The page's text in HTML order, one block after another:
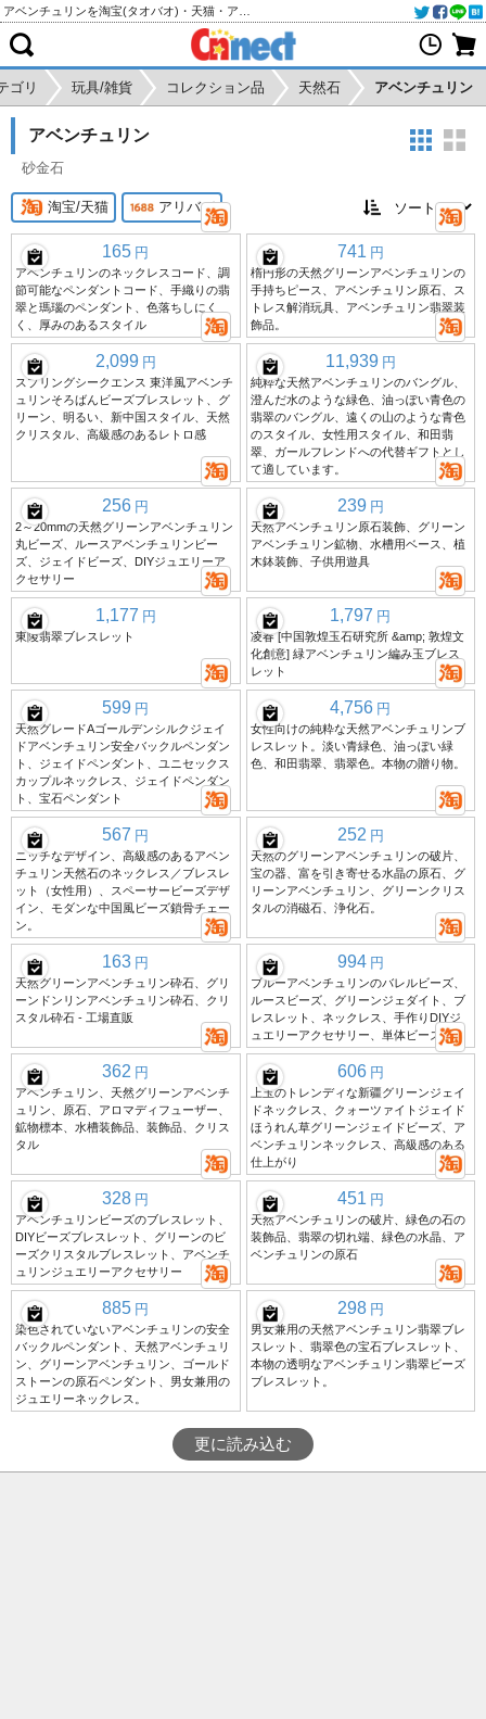
ゴリ 玩具/雑貨 コレクション品 天然石 アベンチュリン
アベンチュリン
砂金石
淘宝/天猫 アリババ
165 円
アベンチュリンのネックレスコード、調
節可能なペンダントコード、手織りの翡
翠と瑪瑙のペンダント、色落ちしにく
く、厚みのあるスタイル
741 円
楕円形の天然グリーンアベンチュリンの
手持ちピース、アベンチュリン原石、ス
トレス解消玩具、アベンチュリン翡翠装
飾品。
2,099 円
スプリングシークエンス 東洋風アベンチ
ュリンそろばんビーズブレスレット、グ
リーン、明るい、新中国スタイル、天然
クリスタル、高級感のあるレトロ感
11,939 円
純粋な天然アベンチュリンのバングル、
澄んだ水のような緑色、油っぽい青色の
翡翠のバングル、遠くの山のような青色
のスタイル、女性用スタイル、和田翡
翠、ガールフレンドへの代替ギフトとし
て適しています。
256 円
2～20mmの天然グリーンアベンチュリン
丸ビーズ、ルースアベンチュリンビー
ズ、ジェイドビーズ、DIYジュエリーア
クセサリー
239 円
天然アベンチュリン原石装飾、グリーン
アベンチュリン鉱物、水槽用ベース、植
木鉢装飾、子供用遊具
1,177 円
東陵翡翠ブレスレット
1,797 円
凌春 [中国敦煌玉石研究所 &amp; 敦煌文
化創意] 緑アベンチュリン編み玉ブレス
レット
599 円
天然グレードAゴールデンシルクジェイ
ドアベンチュリン安全バックルペンダン
ト、ジェイドペンダント、ユニセックス
カップルネックレス、ジェイドペンダン
ト、宝石ペンダント
4,756 円
女性向けの純粋な天然アベンチュリンブ
レスレット。淡い青緑色、油っぽい緑
色、和田翡翠、翡翠色。本物の贈り物。
567 円
ニッチなデザイン、高級感のあるアベン
チュリン天然石のネックレス／ブレスレ
ット（女性用）、スペーサービーズデザ
イン、モダンな中国風ビーズ鎖骨チェー
ン。
252 円
天然のグリーンアベンチュリンの破片、
宝の器、富を引き寄せる水晶の原石、グ
リーンアベンチュリン、グリーンクリス
タルの消磁石、浄化石。
163 円
天然グリーンアベンチュリン砕石、グリ
ーンドンリンアベンチュリン砕石、クリ
スタル砕石 - 工場直販
994 円
ブルーアベンチュリンのバレルビーズ、
ルースビーズ、グリーンジェダイト、ブ
レスレット、ネックレス、手作りDIYジ
ュエリーアクセサリー、単体ビーズ。
362 円
アベンチュリン、天然グリーンアベンチ
ュリン、原石、アロマディフューザー、
鉱物標本、水槽装飾品、装飾品、クリス
タル
606 円
上玉のトレンディな新疆グリーンジェイ
ドネックレス、クォーツァイトジェイド
ほうれん草グリーンジェイドビーズ、ア
ベンチュリンネックレス、高級感のある
仕上がり
328 円
アベンチュリンビーズのブレスレット、
DIYビーズブレスレット、グリーンのビ
ーズクリスタルブレスレット、アベンチ
ュリンジュエリーアクセサリー
451 円
天然アベンチュリンの破片、緑色の石の
装飾品、翡翠の切れ端、緑色の水晶、ア
ベンチュリンの原石
885 円
染色されていないアベンチュリンの安全
バックルペンダント、天然アベンチュリ
ン、グリーンアベンチュリン、ゴールド
ストーンの原石ペンダント、男女兼用の
ジュエリーネックレス。
298 円
男女兼用の天然アベンチュリン翡翠ブレ
スレット、翡翠色の宝石ブレスレット、
本物の透明なアベンチュリン翡翠ビーズ
ブレスレット。
更に読み込む